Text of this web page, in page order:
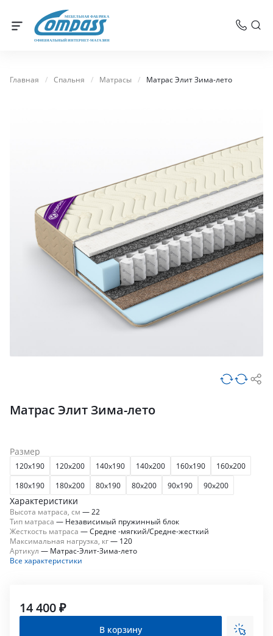
МЕБЕЛЬНАЯ ФАБРИКА
ОФИЦИАЛЬНЫЙ ИНТЕРНЕТ-МАГАЗИН
Главная / Спальня / Матрасы / Матрас Элит Зима-лето
Матрас Элит Зима-лето
Размер
120x190 120x200 140x190 140x200 160x190
160x200
180x190
180x200 80x190 80x200 90x190 90x200
Характеристики
Высота матраса, см — 22
Тип матраса — Независимый пружинный блок
Жесткость матраса —Средне -мягкий/Средне-жесткий
Максимальная нагрузка, кг— 120
Артикул — Матрас-Элит-Зима-лето
Все характеристики
14 400 ₽
В корзину